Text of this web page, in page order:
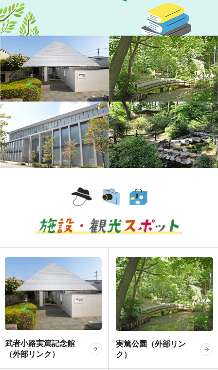
武者小路実篤記念館
（外部リンク）
実篤公園（外部リン
ク）